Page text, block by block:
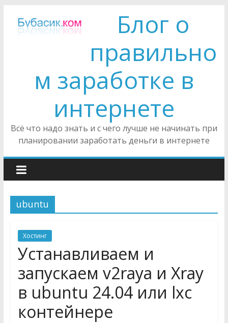
Блог о
правильно
м заработке в
интернете
Всё что надо знать и с чего лучше не начинать при
планировании заработать деньги в интернете
ubuntu
Хостинг
Устанавливаем и
запускаем v2raya и Xray
в ubuntu 24.04 или lxc
контейнере